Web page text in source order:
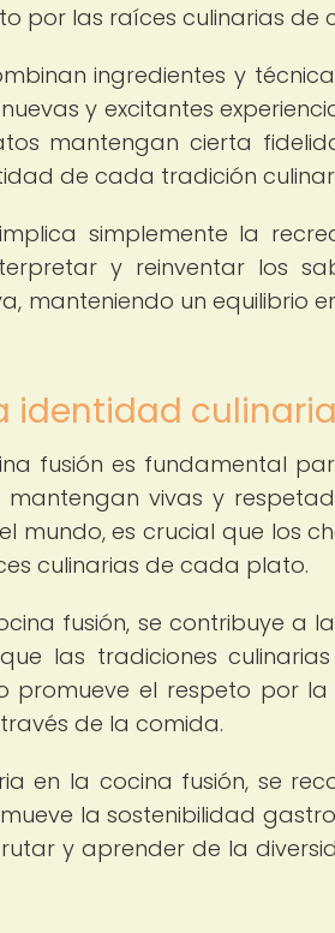
por las raíces culinarias de
ingredientes y
y excitantes
mantengan cierta
de cada tradición
simplemente la
y reinventar los
manteniendo un equilibrio
identidad culinaria
fusión es fundamental
vivas y
es crucial que los
culinarias de cada plato.
fusión, se contribuye a
las tradiciones
promueve el respeto por
de la comida.
en la cocina fusión, se
la sostenibilidad
y aprender de la